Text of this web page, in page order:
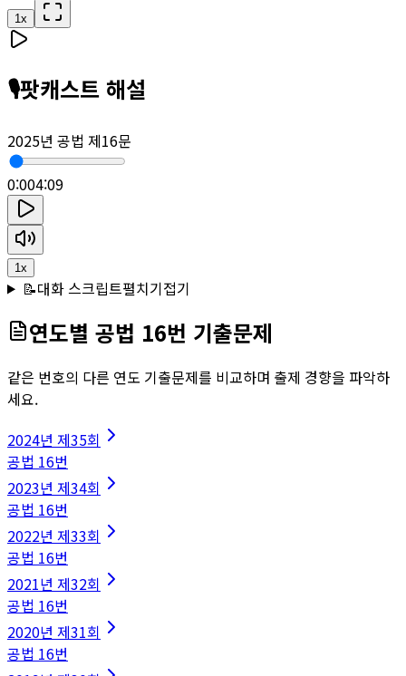
1x
🎙️팟캐스트 해설
2025년 공법 제16문
0:004:09
1x
📝대화 스크립트펼치기접기
연도별 공법 16번 기출문제
같은 번호의 다른 연도 기출문제를 비교하며 출제 경향을 파악하
세요.
2024년 제35회
공법 16번
2023년 제34회
공법 16번
2022년 제33회
공법 16번
2021년 제32회
공법 16번
2020년 제31회
공법 16번